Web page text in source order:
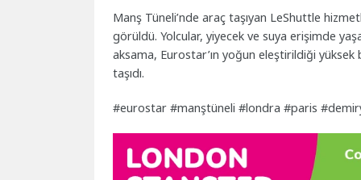
Manş Tüneli’nde araç taşıyan LeShuttle
görüldü. Yolcular, yiyecek ve suya erişimde
aksama, Eurostar’ın yoğun eleştirildiği
taşıdı.
#eurostar #manştüneli #londra #paris